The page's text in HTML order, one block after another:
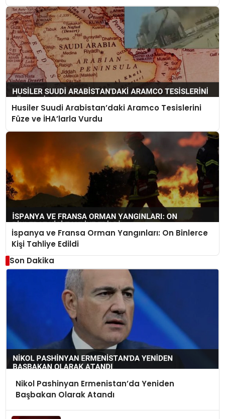
Husiler Suudi Arabistan’daki Aramco Tesislerini
Füze ve İHA’larla Vurdu
İspanya ve Fransa Orman Yangınları: On Binlerce
Kişi Tahliye Edildi
Son Dakika
Nikol Pashinyan Ermenistan’da Yeniden
Başbakan Olarak Atandı